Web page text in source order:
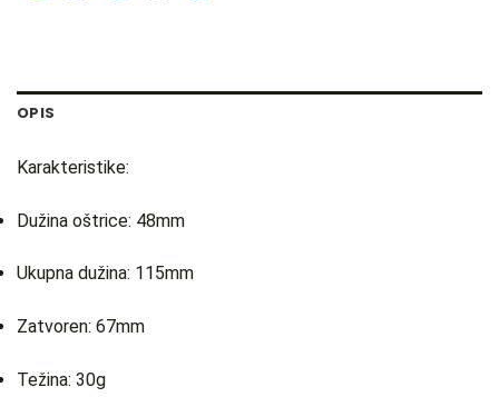
OPIS
Karakteristike:
Dužina oštrice: 48mm
Ukupna dužina: 115mm
Zatvoren: 67mm
Težina: 30g